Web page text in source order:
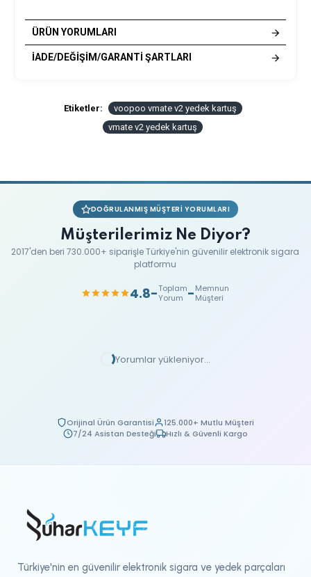
ÜRÜN YORUMLARI
İADE/DEĞIŞIM/GARANTI ŞARTLARI
Etiketler:
voopoo vmate v2 yedek kartuş
vmate v2 yedek kartuş
DOĞRULANMIŞ MÜŞTERI YORUMLARI
Müşterilerimiz Ne Diyor?
2017'den beri 730.000+ siparişle Türkiye'nin güvenilir elektronik sigara
platformu
4.8-Toplam
Yorum -Memnun
Müşteri
Yorumlar yükleniyor...
Orijinal Ürün Garantisi
125.000+ Mutlu Müşteri
7/24 Asistan Desteği
Hızlı & Güvenli Kargo
Türkiye'nin en güvenilir elektronik sigara ve yedek parçaları